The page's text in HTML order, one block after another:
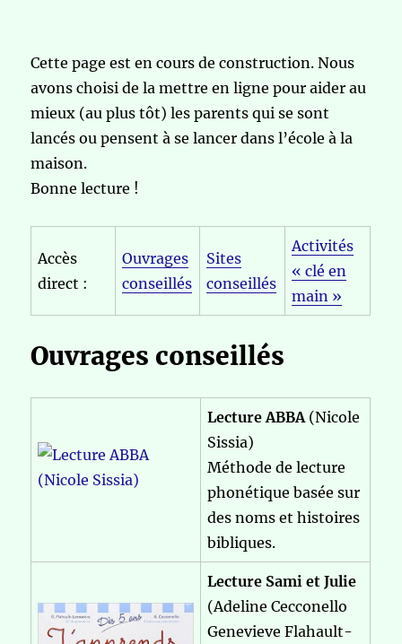
Cette page est en cours de construction. Nous
avons choisi de la mettre en ligne pour aider au
mieux (au plus tôt) les parents qui se sont
lancés ou pensent à se lancer dans l’école à la
maison.
Bonne lecture !
Accès
direct :
Ouvrages
conseillés
Sites
conseillés
Activités
« clé en
main »
Ouvrages conseillés
Lecture ABBA (Nicole
Sissia)
Méthode de lecture
phonétique basée sur
des noms et histoires
bibliques.
Lecture Sami et Julie
(Adeline Cecconello
Genevieve Flahault-